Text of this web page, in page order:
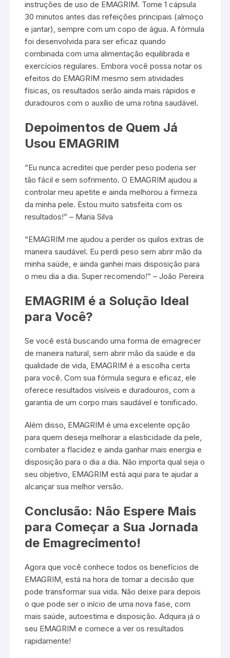
instruções de uso de EMAGRIM. Tome 1 cápsula
30 minutos antes das refeições principais (almoço
e jantar), sempre com um copo de água. A fórmula
foi desenvolvida para ser eficaz quando
combinada com uma alimentação equilibrada e
exercícios regulares. Embora você possa notar os
efeitos do EMAGRIM mesmo sem atividades
físicas, os resultados serão ainda mais rápidos e
duradouros com o auxílio de uma rotina saudável.
Depoimentos de Quem Já
Usou EMAGRIM
“Eu nunca acreditei que perder peso poderia ser
tão fácil e sem sofrimento. O EMAGRIM ajudou a
controlar meu apetite e ainda melhorou a firmeza
da minha pele. Estou muito satisfeita com os
resultados!” – Maria Silva
“EMAGRIM me ajudou a perder os quilos extras de
maneira saudável. Eu perdi peso sem abrir mão da
minha saúde, e ainda ganhei mais disposição para
o meu dia a dia. Super recomendo!” – João Pereira
EMAGRIM é a Solução Ideal
para Você?
Se você está buscando uma forma de emagrecer
de maneira natural, sem abrir mão da saúde e da
qualidade de vida, EMAGRIM é a escolha certa
para você. Com sua fórmula segura e eficaz, ele
oferece resultados visíveis e duradouros, com a
garantia de um corpo mais saudável e tonificado.
Além disso, EMAGRIM é uma excelente opção
para quem deseja melhorar a elasticidade da pele,
combater a flacidez e ainda ganhar mais energia e
disposição para o dia a dia. Não importa qual seja o
seu objetivo, EMAGRIM está aqui para te ajudar a
alcançar sua melhor versão.
Conclusão: Não Espere Mais
para Começar a Sua Jornada
de Emagrecimento!
Agora que você conhece todos os benefícios de
EMAGRIM, está na hora de tomar a decisão que
pode transformar sua vida. Não deixe para depois
o que pode ser o início de uma nova fase, com
mais saúde, autoestima e disposição. Adquira já o
seu EMAGRIM e comece a ver os resultados
rapidamente!